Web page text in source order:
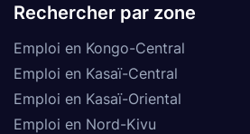
Rechercher par zone
Emploi en Kongo-Central
Emploi en Kasaï-Central
Emploi en Kasaï-Oriental
Emploi en Nord-Kivu